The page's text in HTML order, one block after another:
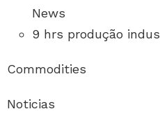
News
9 hrs produção
Commodities
Noticias